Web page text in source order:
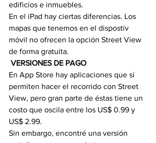
edificios e inmuebles.
En el iPad hay ciertas diferencias. Los
mapas que tenemos en el dispostiv
móvil no ofrecen la opción Street View
de forma gratuita.
VERSIONES DE PAGO
En App Store hay aplicaciones que sí
permiten hacer el recorrido con Street
View, pero gran parte de éstas tiene un
costo que oscila entre los US$ 0.99 y
US$ 2.99.
Sin embargo, encontré una versión